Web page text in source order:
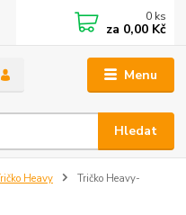
Menu
Hledat
0 ks
za 0,00 Kč
Heavy
Tričko Heavy-